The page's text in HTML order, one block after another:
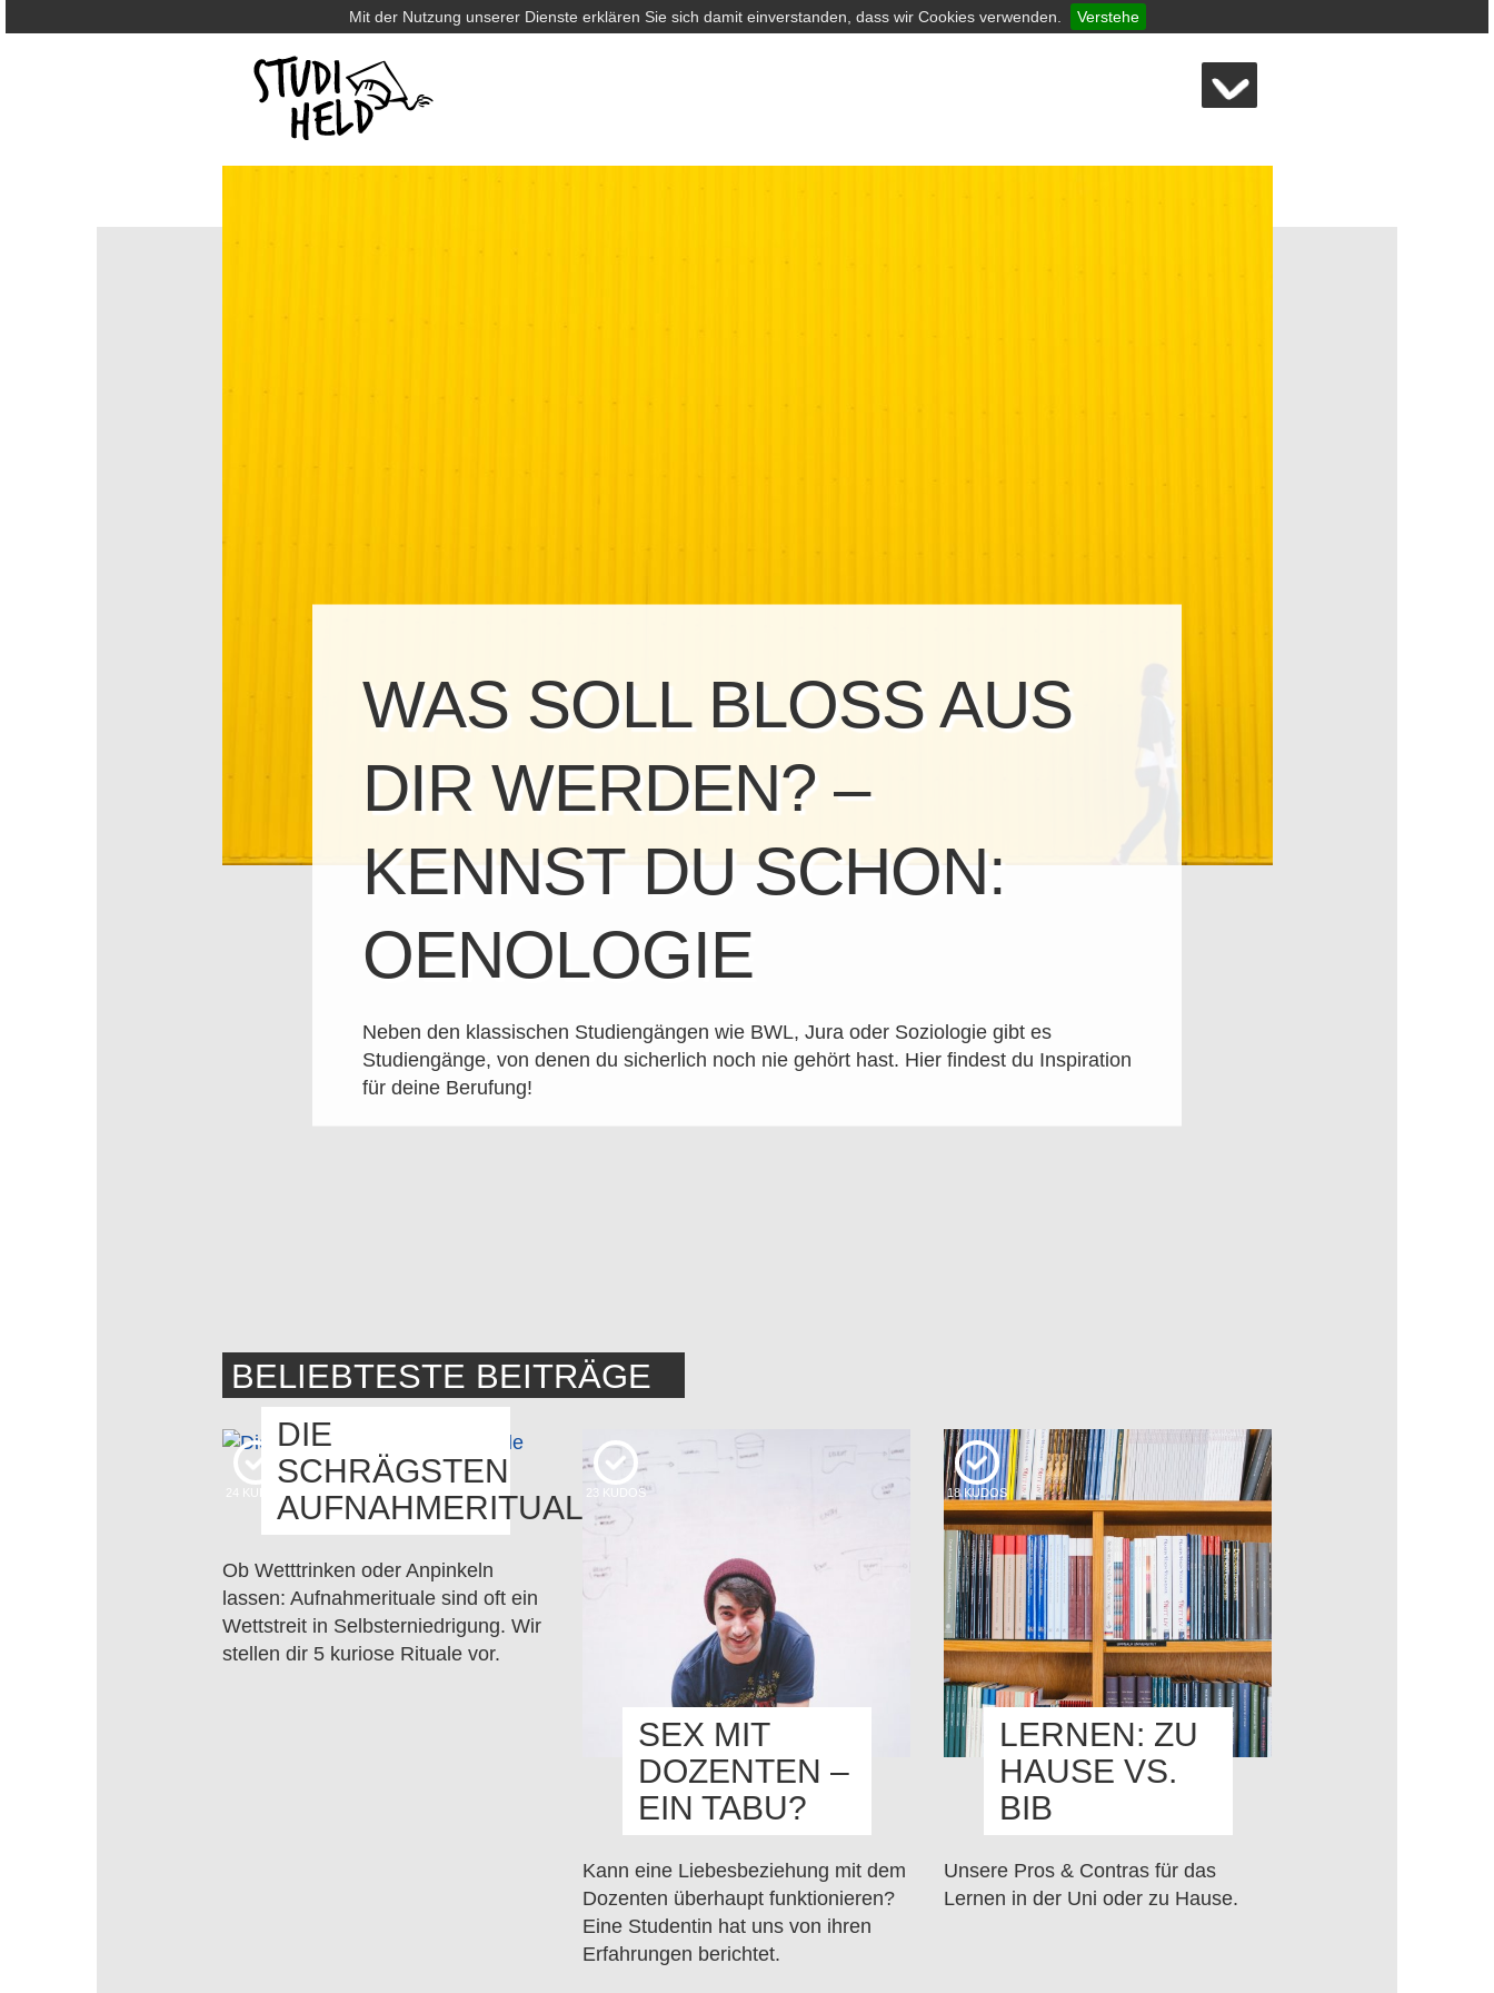
Mit der Nutzung unserer Dienste erklären Sie sich damit einverstanden, dass wir Cookies verwenden. Verstehe
WAS SOLL BLOSS AUS D
IR WERDEN? – K
ENNST DU SCHON: O
ENOLOGIE
Neben den klassischen Studiengängen wie BWL, Jura oder Soziologie gibt es
Studiengänge, von denen du sicherlich noch nie gehört hast. Hier findest du Inspiration
für deine Berufung!
BELIEBTESTE BEITRÄGE
DIE
SCHRÄGSTEN
AUFNAHMERITUALE
Ob Wetttrinken oder Anpinkeln
lassen: Aufnahmerituale sind oft ein
Wettstreit in Selbsterniedrigung. Wir
stellen dir 5 kuriose Rituale vor.
23 KUDOS
SEX MIT
DOZENTEN –
EIN TABU?
Kann eine Liebesbeziehung mit dem
Dozenten überhaupt funktionieren?
Eine Studentin hat uns von ihren
Erfahrungen berichtet.
18 KUDOS
LERNEN: ZU
HAUSE VS.
BIB
Unsere Pros & Contras für das
Lernen in der Uni oder zu Hause.